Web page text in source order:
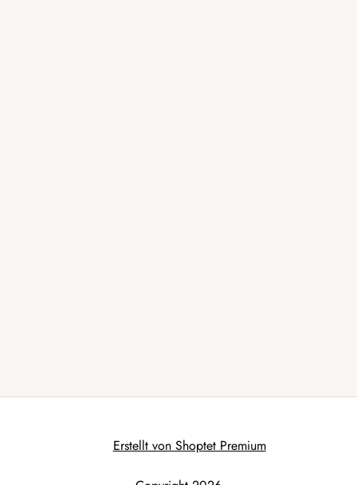
Erstellt von Shoptet Premium